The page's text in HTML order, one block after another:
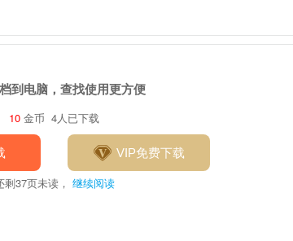
到电脑，查找使用更方便
10 金币 4人已下载
VIP免费下载
剩37页未读， 继续阅读